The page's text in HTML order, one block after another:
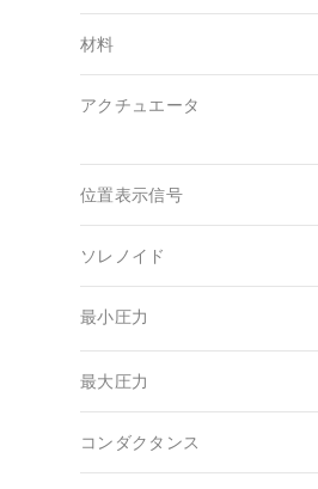
材料
アクチュエータ
位置表示信号
ソレノイド
最小圧力
最大圧力
コンダクタンス